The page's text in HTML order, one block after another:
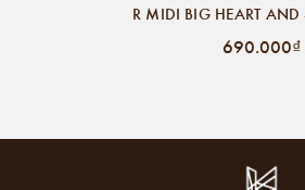
R MIDI BIG HEART
690.000₫